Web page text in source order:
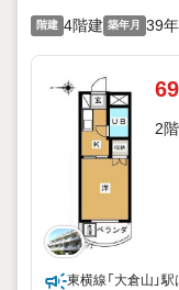
階建 4階建 築年月 39
2
東横線「大倉山」